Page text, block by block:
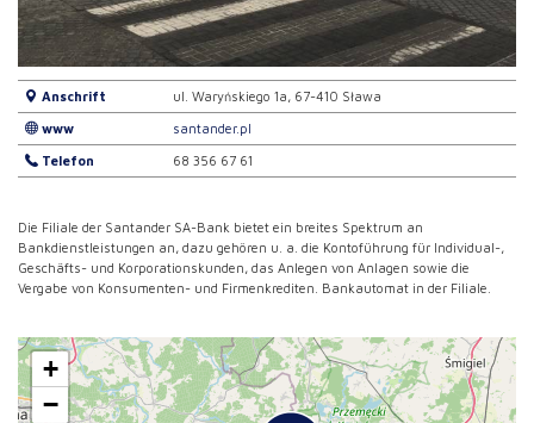
Anschrift ul. Waryńskiego 1a, 67-410 Sława
www santander.pl
Telefon 68 356 67 61
Die Filiale der Santander SA-Bank bietet ein breites Spektrum an
Bankdienstleistungen an, dazu gehören u. a. die Kontoführung für Individual-,
Geschäfts- und Korporationskunden, das Anlegen von Anlagen sowie die
Vergabe von Konsumenten- und Firmenkrediten. Bankautomat in der Filiale.
+
−